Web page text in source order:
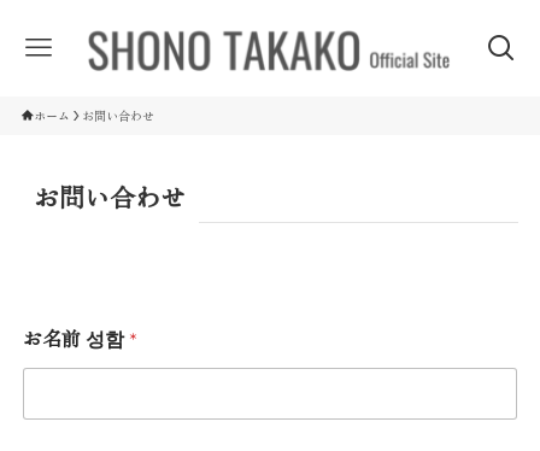
ホーム お問い合わせ
お問い合わせ
お名前 성함*